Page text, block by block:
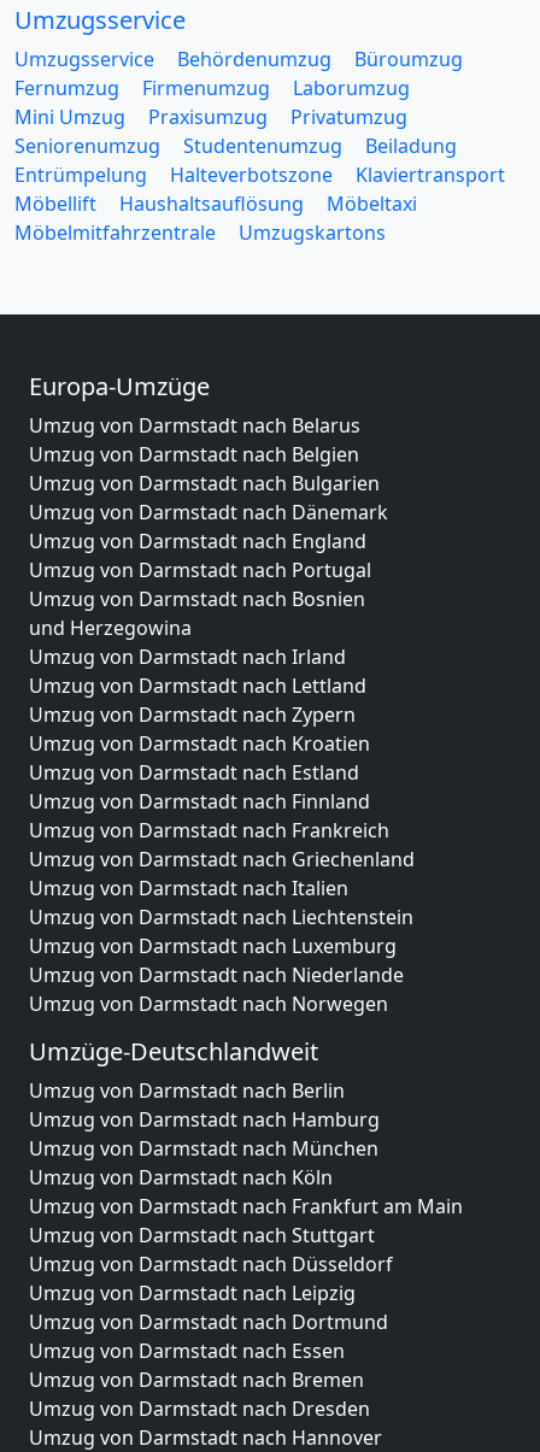
Umzugsservice
Umzugsservice Behördenumzug
Büroumzug
Fernumzug
Firmenumzug
Laborumzug
Mini Umzug
Praxisumzug
Privatumzug
Seniorenumzug
Studentenumzug
Beiladung
Entrümpelung
Halteverbotszone
Klaviertransport
Möbellift
Haushaltsauflösung
Möbeltaxi
Möbelmitfahrzentrale
Umzugskartons
Europa-Umzüge
Umzug von Darmstadt nach Belarus
Umzug von Darmstadt nach Belgien
Umzug von Darmstadt nach Bulgarien
Umzug von Darmstadt nach Dänemark
Umzug von Darmstadt nach England
Umzug von Darmstadt nach Portugal
Umzug von Darmstadt nach Bosnien
und Herzegowina
Umzug von Darmstadt nach Irland
Umzug von Darmstadt nach Lettland
Umzug von Darmstadt nach Zypern
Umzug von Darmstadt nach Kroatien
Umzug von Darmstadt nach Estland
Umzug von Darmstadt nach Finnland
Umzug von Darmstadt nach Frankreich
Umzug von Darmstadt nach Griechenland
Umzug von Darmstadt nach Italien
Umzug von Darmstadt nach Liechtenstein
Umzug von Darmstadt nach Luxemburg
Umzug von Darmstadt nach Niederlande
Umzug von Darmstadt nach Norwegen
Umzüge-Deutschlandweit
Umzug von Darmstadt nach Berlin
Umzug von Darmstadt nach Hamburg
Umzug von Darmstadt nach München
Umzug von Darmstadt nach Köln
Umzug von Darmstadt nach Frankfurt am Main
Umzug von Darmstadt nach Stuttgart
Umzug von Darmstadt nach Düsseldorf
Umzug von Darmstadt nach Leipzig
Umzug von Darmstadt nach Dortmund
Umzug von Darmstadt nach Essen
Umzug von Darmstadt nach Bremen
Umzug von Darmstadt nach Dresden
Umzug von Darmstadt nach Hannover